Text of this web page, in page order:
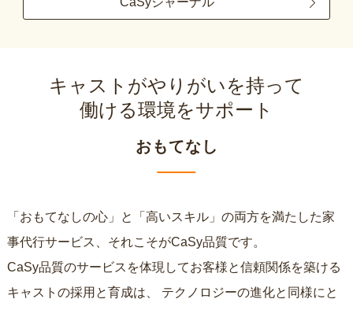
キャストがやりがいを持って
働ける環境をサポート
おもてなし
「おもてなしの心」と「高いスキル」の両方を満たした家
事代行サービス、それこそがCaSy品質です。
CaSy品質のサービスを体現してお客様と信頼関係を築ける
キャストの採用と育成は、